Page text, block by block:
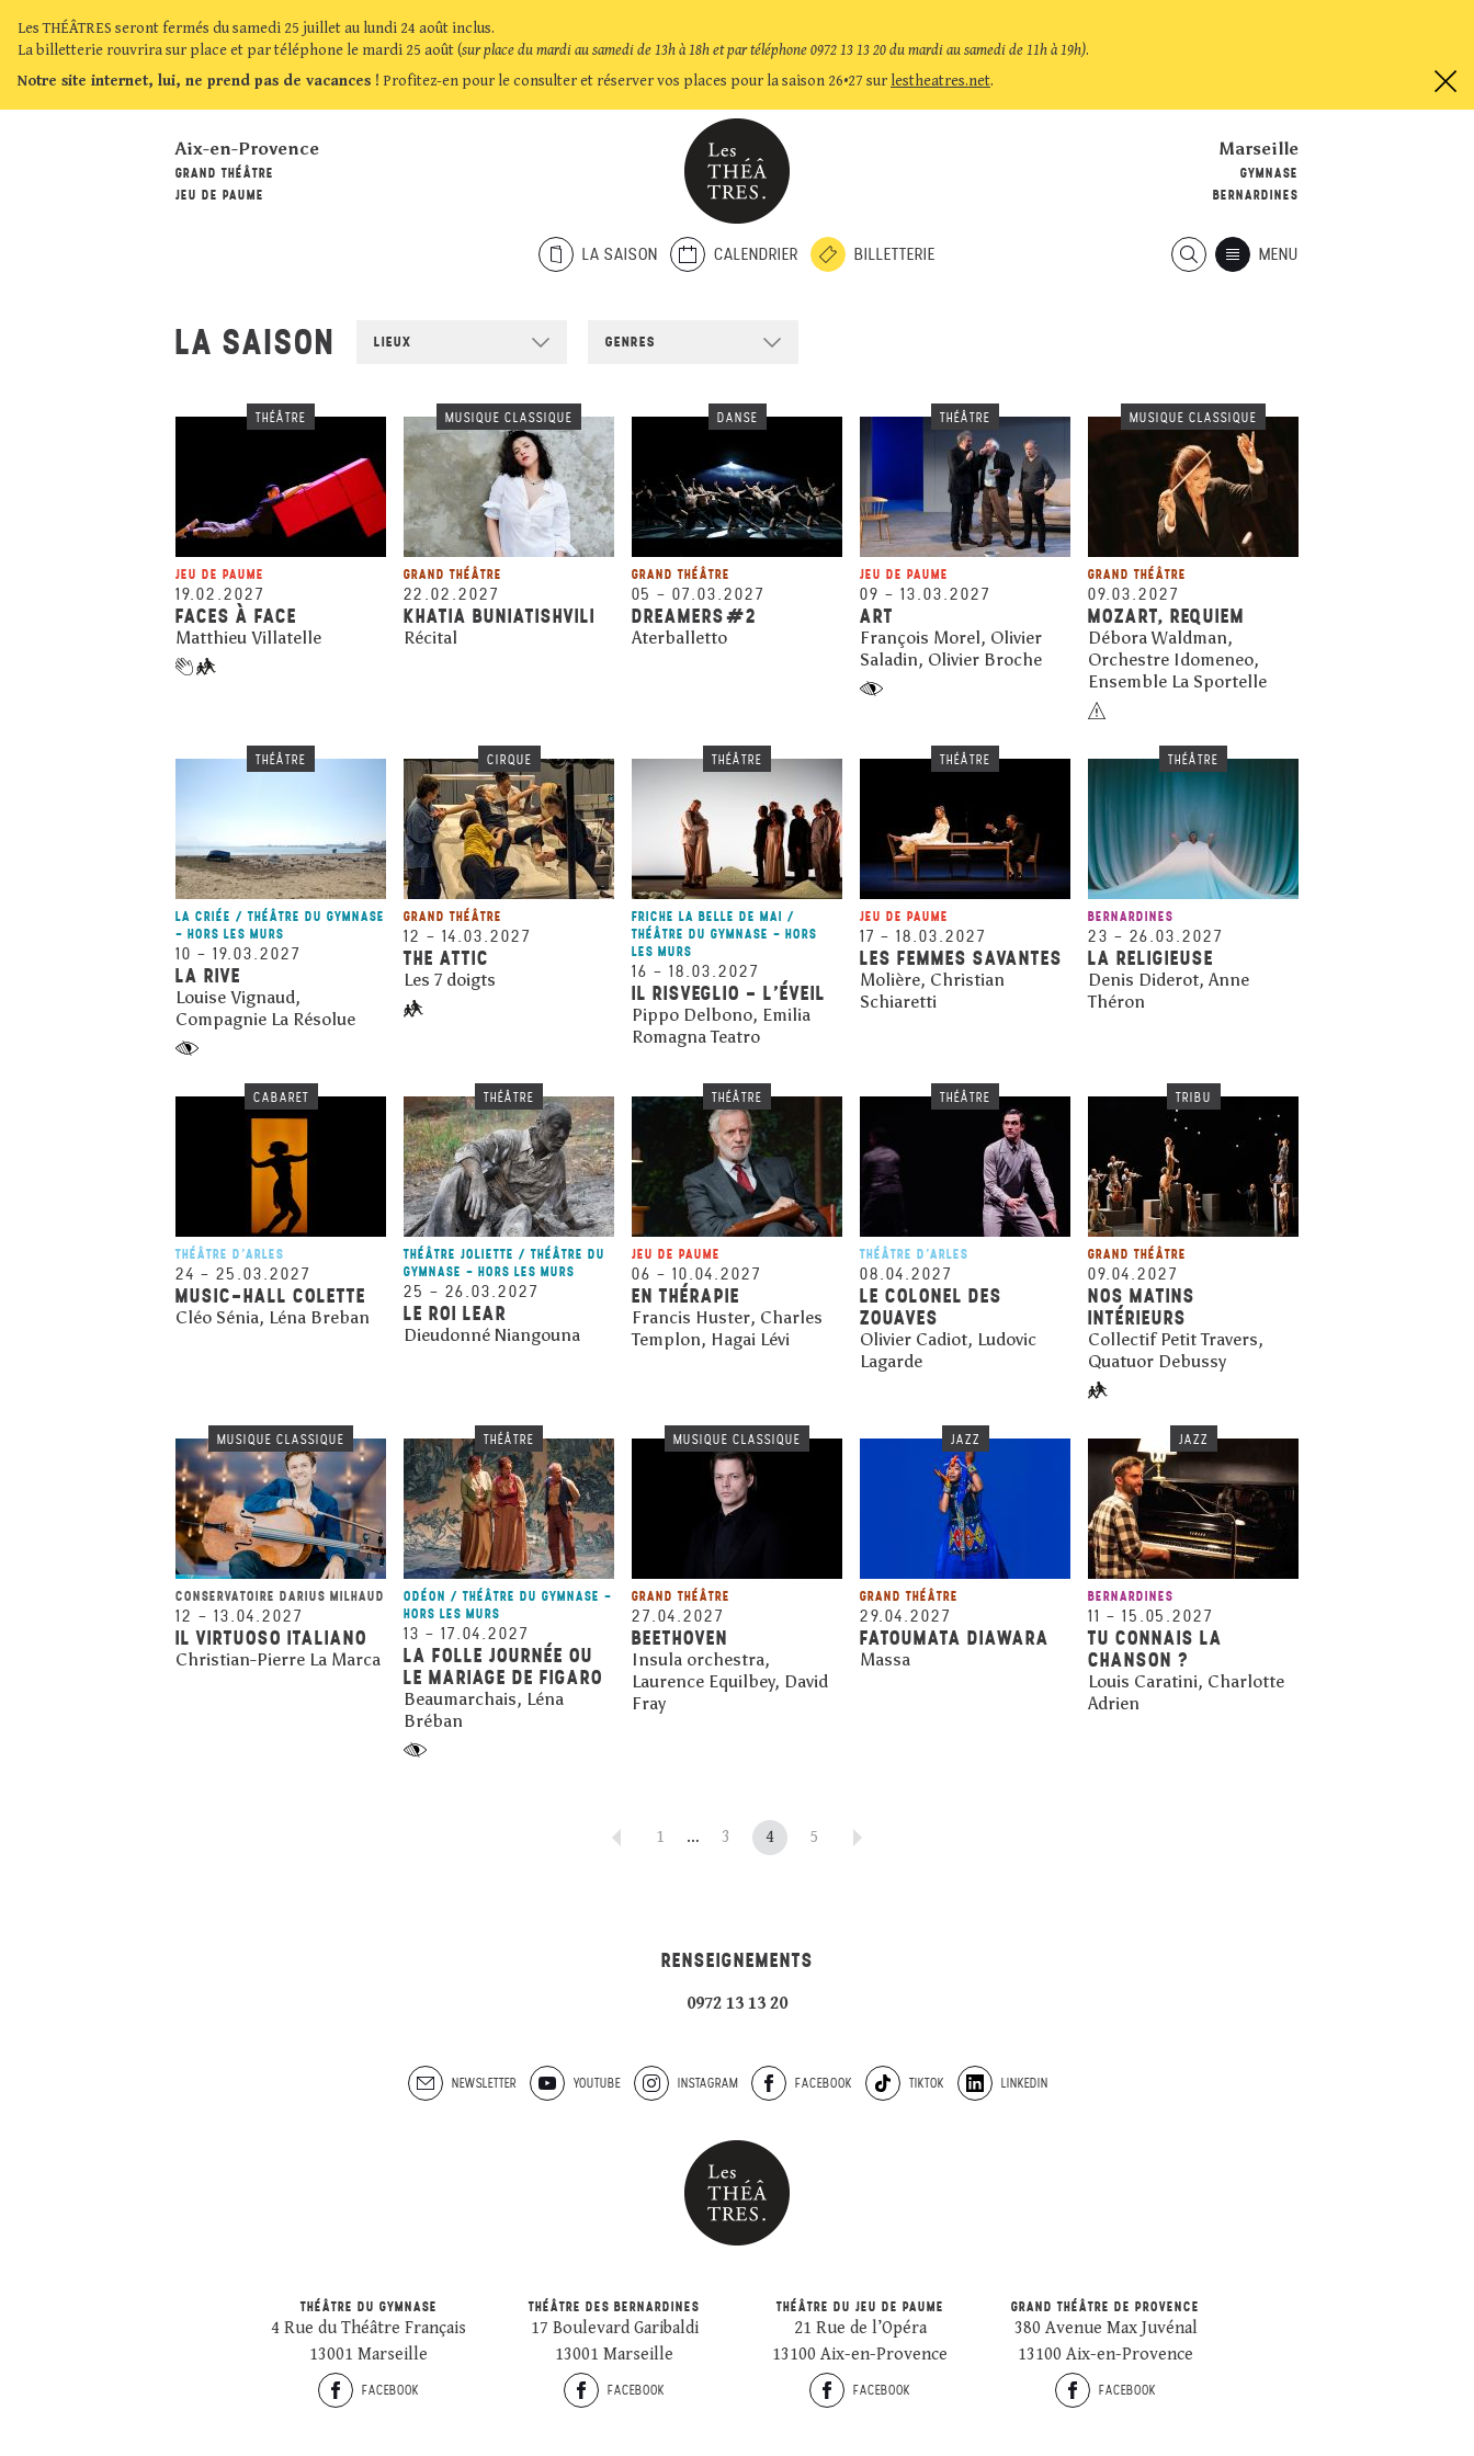
Les THÉÂTRES seront fermés du samedi 25 juillet au lundi 24 août inclus.
La billetterie rouvrira sur place et par téléphone le mardi 25 août (sur place du mardi au samedi de 13h à 18h et par téléphone 0972 13 13 20 du mardi au samedi de 11h à 19h).
Notre site internet, lui, ne prend pas de vacances ! Profitez-en pour le consulter et réserver vos places pour la saison 26•27 sur lestheatres.net.
Marseille
GYMNASE
BERNARDINES
Aix-en-Provence
GRAND THÉÂTRE
JEU DE PAUME
LA SAISON CALENDRIER BILLETTERIE MENU
LA SAISON LIEUX GENRES
THÉÂTRE
JEU DE PAUME
19.02.2027
FACES À FACE
Matthieu Villatelle
MUSIQUE CLASSIQUE
GRAND THÉÂTRE
22.02.2027
KHATIA BUNIATISHVILI
Récital
DANSE
GRAND THÉÂTRE
05 – 07.03.2027
DREAMERS#2
Aterballetto
THÉÂTRE
JEU DE PAUME
09 – 13.03.2027
ART
François Morel, Olivier
Saladin, Olivier Broche
MUSIQUE CLASSIQUE
GRAND THÉÂTRE
09.03.2027
MOZART, REQUIEM
Débora Waldman,
Orchestre Idomeneo,
Ensemble La Sportelle
THÉÂTRE
LA CRIÉE / THÉÂTRE DU GYMNASE
- HORS LES MURS
10 – 19.03.2027
LA RIVE
Louise Vignaud,
Compagnie La Résolue
CIRQUE
GRAND THÉÂTRE
12 – 14.03.2027
THE ATTIC
Les 7 doigts
THÉÂTRE
FRICHE LA BELLE DE MAI /
THÉÂTRE DU GYMNASE - HORS
LES MURS
16 – 18.03.2027
IL RISVEGLIO - L’ÉVEIL
Pippo Delbono, Emilia
Romagna Teatro
THÉÂTRE
JEU DE PAUME
17 – 18.03.2027
LES FEMMES SAVANTES
Molière, Christian
Schiaretti
THÉÂTRE
BERNARDINES
23 – 26.03.2027
LA RELIGIEUSE
Denis Diderot, Anne
Théron
CABARET
THÉÂTRE D'ARLES
24 – 25.03.2027
MUSIC-HALL COLETTE
Cléo Sénia, Léna Breban
THÉÂTRE
THÉÂTRE JOLIETTE / THÉÂTRE DU
GYMNASE - HORS LES MURS
25 – 26.03.2027
LE ROI LEAR
Dieudonné Niangouna
THÉÂTRE
JEU DE PAUME
06 – 10.04.2027
EN THÉRAPIE
Francis Huster, Charles
Templon, Hagai Lévi
THÉÂTRE
THÉÂTRE D'ARLES
08.04.2027
LE COLONEL DES
ZOUAVES
Olivier Cadiot, Ludovic
Lagarde
TRIBU
GRAND THÉÂTRE
09.04.2027
NOS MATINS
INTÉRIEURS
Collectif Petit Travers,
Quatuor Debussy
MUSIQUE CLASSIQUE
CONSERVATOIRE DARIUS MILHAUD
12 – 13.04.2027
IL VIRTUOSO ITALIANO
Christian-Pierre La Marca
THÉÂTRE
ODÉON / THÉÂTRE DU GYMNASE -
HORS LES MURS
13 – 17.04.2027
LA FOLLE JOURNÉE OU
LE MARIAGE DE FIGARO
Beaumarchais, Léna
Bréban
MUSIQUE CLASSIQUE
GRAND THÉÂTRE
27.04.2027
BEETHOVEN
Insula orchestra,
Laurence Equilbey, David
Fray
JAZZ
GRAND THÉÂTRE
29.04.2027
FATOUMATA DIAWARA
Massa
JAZZ
BERNARDINES
11 – 15.05.2027
TU CONNAIS LA
CHANSON ?
Louis Caratini, Charlotte
Adrien
1 … 3 4 5
RENSEIGNEMENTS
0972 13 13 20
NEWSLETTER YOUTUBE INSTAGRAM FACEBOOK TIKTOK LINKEDIN
THÉÂTRE DU GYMNASE
4 Rue du Théâtre Français
13001 Marseille
FACEBOOK
THÉÂTRE DES BERNARDINES
17 Boulevard Garibaldi
13001 Marseille
FACEBOOK
THÉÂTRE DU JEU DE PAUME
21 Rue de l’Opéra
13100 Aix-en-Provence
FACEBOOK
GRAND THÉÂTRE DE PROVENCE
380 Avenue Max Juvénal
13100 Aix-en-Provence
FACEBOOK